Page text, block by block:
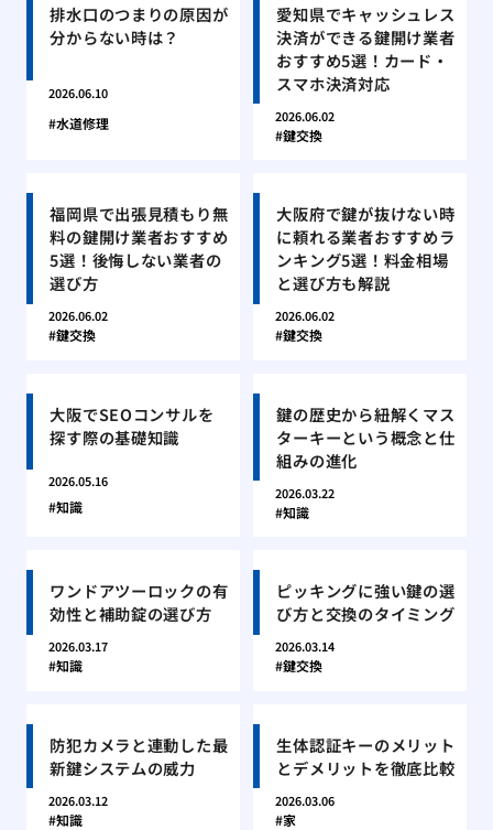
排水口のつまりの原因が
分からない時は？
2026.06.10
水道修理
愛知県でキャッシュレス
決済ができる鍵開け業者
おすすめ5選！カード・
スマホ決済対応
2026.06.02
鍵交換
福岡県で出張見積もり無
料の鍵開け業者おすすめ
5選！後悔しない業者の
選び方
2026.06.02
鍵交換
大阪府で鍵が抜けない時
に頼れる業者おすすめラ
ンキング5選！料金相場
と選び方も解説
2026.06.02
鍵交換
大阪でSEOコンサルを
探す際の基礎知識
2026.05.16
知識
鍵の歴史から紐解くマス
ターキーという概念と仕
組みの進化
2026.03.22
知識
ワンドアツーロックの有
効性と補助錠の選び方
2026.03.17
知識
ピッキングに強い鍵の選
び方と交換のタイミング
2026.03.14
鍵交換
防犯カメラと連動した最
新鍵システムの威力
2026.03.12
知識
生体認証キーのメリット
とデメリットを徹底比較
2026.03.06
家